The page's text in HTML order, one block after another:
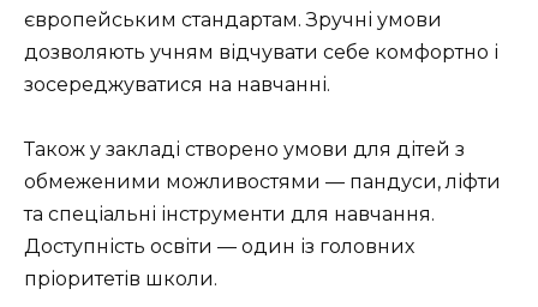
європейським стандартам. Зручні умови
дозволяють учням відчувати себе комфортно і
зосереджуватися на навчанні.
Також у закладі створено умови для дітей з
обмеженими можливостями — пандуси, ліфти
та спеціальні інструменти для навчання.
Доступність освіти — один із головних
пріоритетів школи.